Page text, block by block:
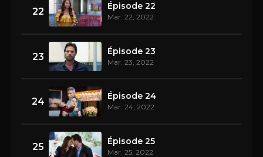
22 Épisode 22
Mar. 22, 2022
23 Épisode 23
Mar. 23, 2022
24 Épisode 24
Mar. 24, 2022
25 Épisode 25
Mar. 25, 2022